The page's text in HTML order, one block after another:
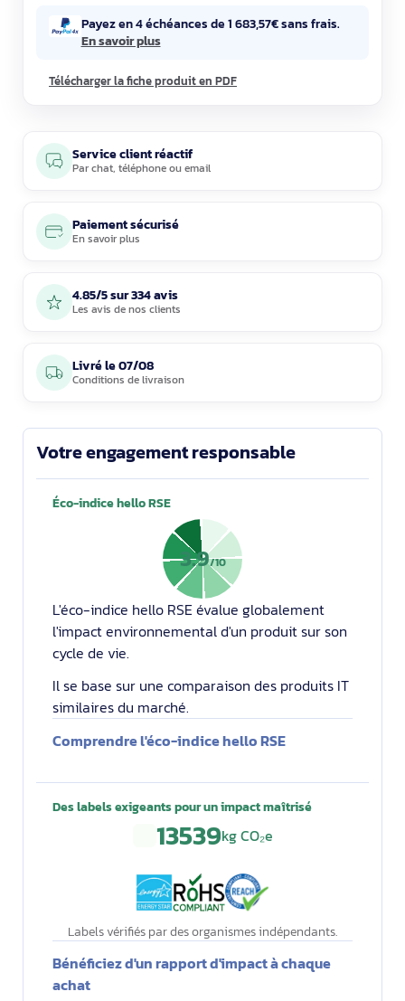
Payez en 4 échéances de 1 683,57€ sans frais.
En savoir plus
Télécharger la fiche produit en PDF
Service client réactif
Parchat, téléphoneouemail
Paiement sécurisé
En savoir plus
4.85/5 sur 334 avis
Les avis de nos clients
Livré le07/08
Conditions de livraison
Votre engagement responsable
Éco-indice hello RSE
3.9/10
L'éco-indice hello RSE évalue globalement
l'impact environnemental d'un produit sur son
cycle de vie.
Il se base sur une comparaison des produits IT
similaires du marché.
Comprendre l'éco-indice hello RSE
Des labels exigeants pour un impact maîtrisé
13539kg CO₂e
Labels vérifiés par des organismes indépendants.
Bénéficiez d'un rapport d'impact à chaque
achat